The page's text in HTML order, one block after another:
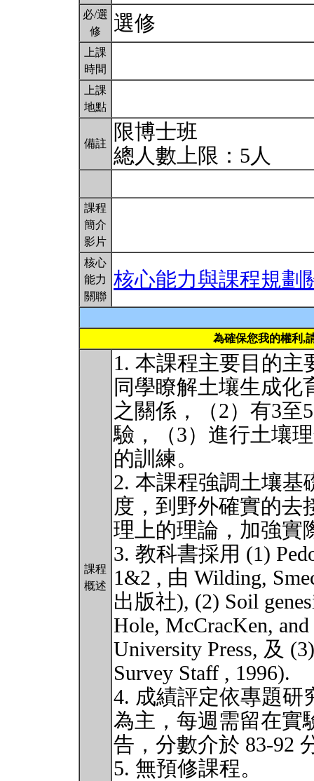
必/選
修
選修
上課
時間
上課
地點
備註
限博士班
總人數上限：5人
課程
簡介
影片
核心
能力
關聯
核心能力與課程規劃
為確保您我的權利,
課程
概述
1. 本課程主要目的主
同學瞭解土壤生成化
之關係，（2）有3至
驗，（3）進行土壤
的訓練。
2. 本課程強調土壤基
度，到野外確實的去
理上的理論，加強實
3. 教科書採用 (1)
1&2 , 由 Wilding,
出版社), (2) Soil
Hole, McCracKen,
University Press, 及
Survey Staff , 1996).
4. 成績評定依專題研
為主，每週需留在實
告，分數介於 83-92
5. 無預修課程。